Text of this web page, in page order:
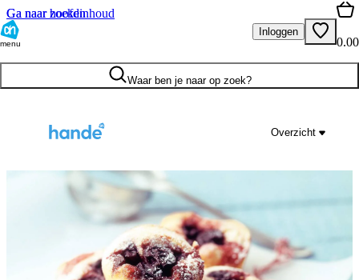
Ga naar hoofdinhoud
Ga naar zoeken
menu
Inloggen
0.00
Waar ben je naar op zoek?
Overzicht